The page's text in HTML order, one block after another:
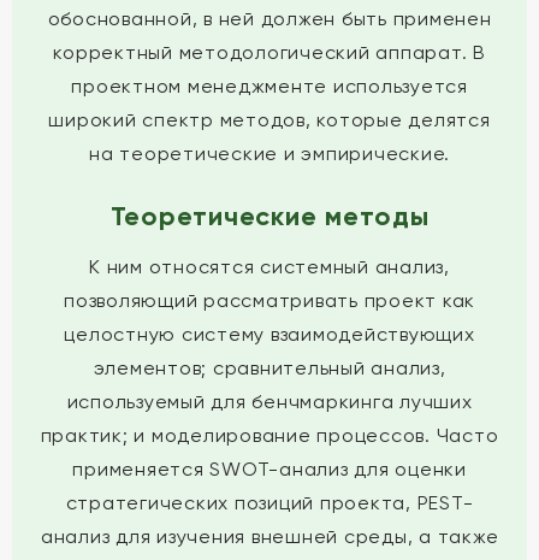
обоснованной, в ней должен быть применен
корректный методологический аппарат. В
проектном менеджменте используется
широкий спектр методов, которые делятся
на теоретические и эмпирические.
Теоретические методы
К ним относятся системный анализ,
позволяющий рассматривать проект как
целостную систему взаимодействующих
элементов; сравнительный анализ,
используемый для бенчмаркинга лучших
практик; и моделирование процессов. Часто
применяется SWOT-анализ для оценки
стратегических позиций проекта, PEST-
анализ для изучения внешней среды, а также